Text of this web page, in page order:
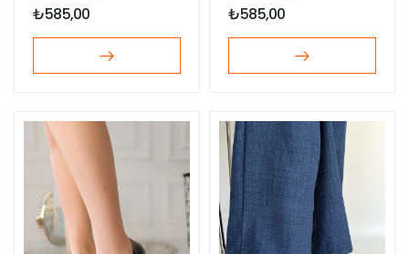
₺585,00 ₺585,00